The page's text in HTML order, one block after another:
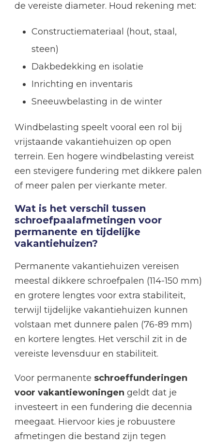
de vereiste diameter. Houd rekening met:
Constructiemateriaal (hout, staal,
steen)
Dakbedekking en isolatie
Inrichting en inventaris
Sneeuwbelasting in de winter
Windbelasting speelt vooral een rol bij
vrijstaande vakantiehuizen op open
terrein. Een hogere windbelasting vereist
een stevigere fundering met dikkere palen
of meer palen per vierkante meter.
Wat is het verschil tussen
schroefpaalafmetingen voor
permanente en tijdelijke
vakantiehuizen?
Permanente vakantiehuizen vereisen
meestal dikkere schroefpalen (114-150 mm)
en grotere lengtes voor extra stabiliteit,
terwijl tijdelijke vakantiehuizen kunnen
volstaan met dunnere palen (76-89 mm)
en kortere lengtes. Het verschil zit in de
vereiste levensduur en stabiliteit.
Voor permanente schroeffunderingen
voor vakantiewoningen geldt dat je
investeert in een fundering die decennia
meegaat. Hiervoor kies je robuustere
afmetingen die bestand zijn tegen